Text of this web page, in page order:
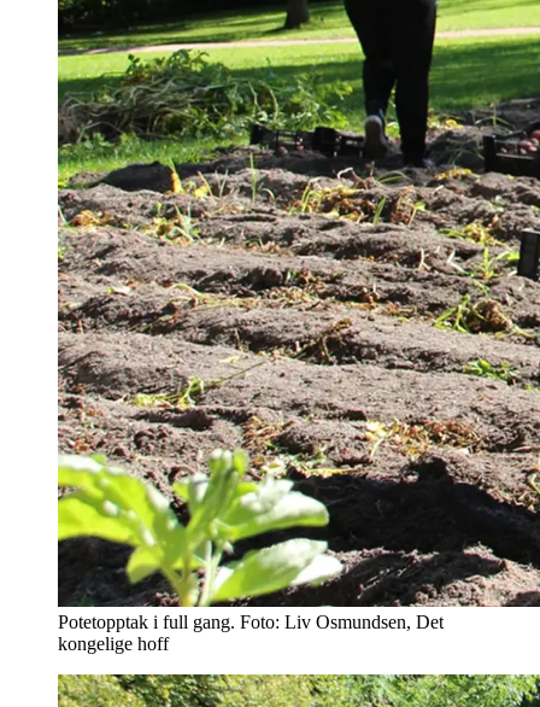
Potetopptak i full gang. Foto: Liv Osmundsen, Det
kongelige hoff